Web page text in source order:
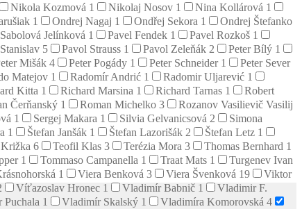
Nikola Kozmová 1 Nikolaj Nosov 1 Nina Kollárová 1
1 Ondrej Nagaj 1 Ondřej Sekora 1
Ondrej Štefanko
Jelínková 1 Pavel Fendek 1 Pavel Rozkoš 1
5 Pavol Strauss 1 Pavol Zeleňák 2 Peter Bílý 1
Mišák 4 Peter Pogády 1 Peter Schneider 1
Peter Sever
Matejov 1 Radomír Andrić 1 Radomir Uljarević 1
Kitta 1 Richard Marsina 1 Richard Tarnas 1
Robert
Čerňanský 1 Roman Michelko 3
Rozanov Vasilievič Vasilij
1 Sergej Makara 1 Silvia Gelvanicsová 2
Simona
1 Štefan Janšák 1 Štefan Lazorišák 2 Štefan Letz 1
6 Teofil Klas 3 Terézia Mora 3 Thomas Bernhard 1
1 Tommaso Campanella 1 Traat Mats 1
Turgenev Ivan
1 Viera Benková 3 Viera Švenková 19
Viktor
Víťazoslav Hronec 1 Vladimír Babnič 1
Vladimir F.
1 Vladimír Skalský 1 Vladimíra Komorovská 4